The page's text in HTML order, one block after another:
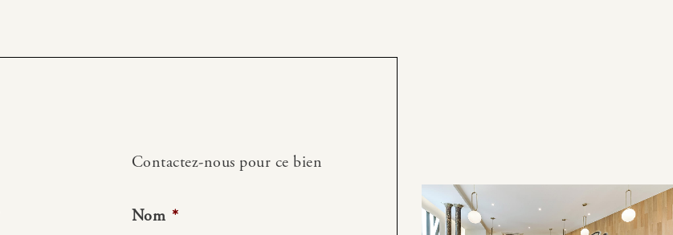
Contactez-nous pour ce bien
Nom *